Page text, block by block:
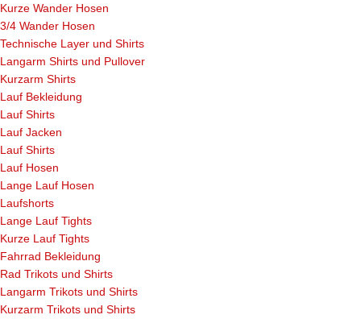
Kurze Wander Hosen
3/4 Wander Hosen
Technische Layer und Shirts
Langarm Shirts und Pullover
Kurzarm Shirts
Lauf Bekleidung
Lauf Shirts
Lauf Jacken
Lauf Shirts
Lauf Hosen
Lange Lauf Hosen
Laufshorts
Lange Lauf Tights
Kurze Lauf Tights
Fahrrad Bekleidung
Rad Trikots und Shirts
Langarm Trikots und Shirts
Kurzarm Trikots und Shirts